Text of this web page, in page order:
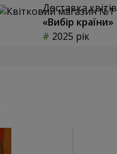
Доставка
«Вибір країни»
2025 рік